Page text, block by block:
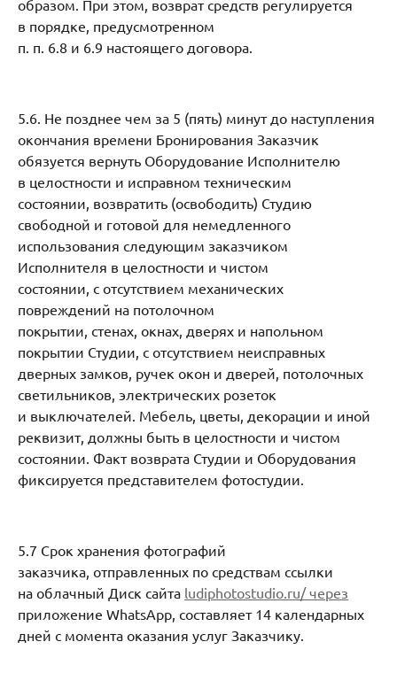
образом. При этом, возврат средств регулируется
в порядке, предусмотренном
п. п. 6.8 и 6.9 настоящего договора.
5.6. Не позднее чем за 5 (пять) минут до наступления
окончания времени Бронирования Заказчик
обязуется вернуть Оборудование Исполнителю
в целостности и исправном техническим
состоянии, возвратить (освободить) Студию
свободной и готовой для немедленного
использования следующим заказчиком
Исполнителя в целостности и чистом
состоянии, с отсутствием механических
повреждений на потолочном
покрытии, стенах, окнах, дверях и напольном
покрытии Студии, с отсутствием неисправных
дверных замков, ручек окон и дверей, потолочных
светильников, электрических розеток
и выключателей. Мебель, цветы, декорации и иной
реквизит, должны быть в целостности и чистом
состоянии. Факт возврата Студии и Оборудования
фиксируется представителем фотостудии.
5.7 Срок хранения фотографий
заказчика, отправленных по средствам ссылки
на облачный Диск сайта ludiphotostudio.ru/ через
приложение WhatsApp, составляет 14 календарных
дней с момента оказания услуг Заказчику.